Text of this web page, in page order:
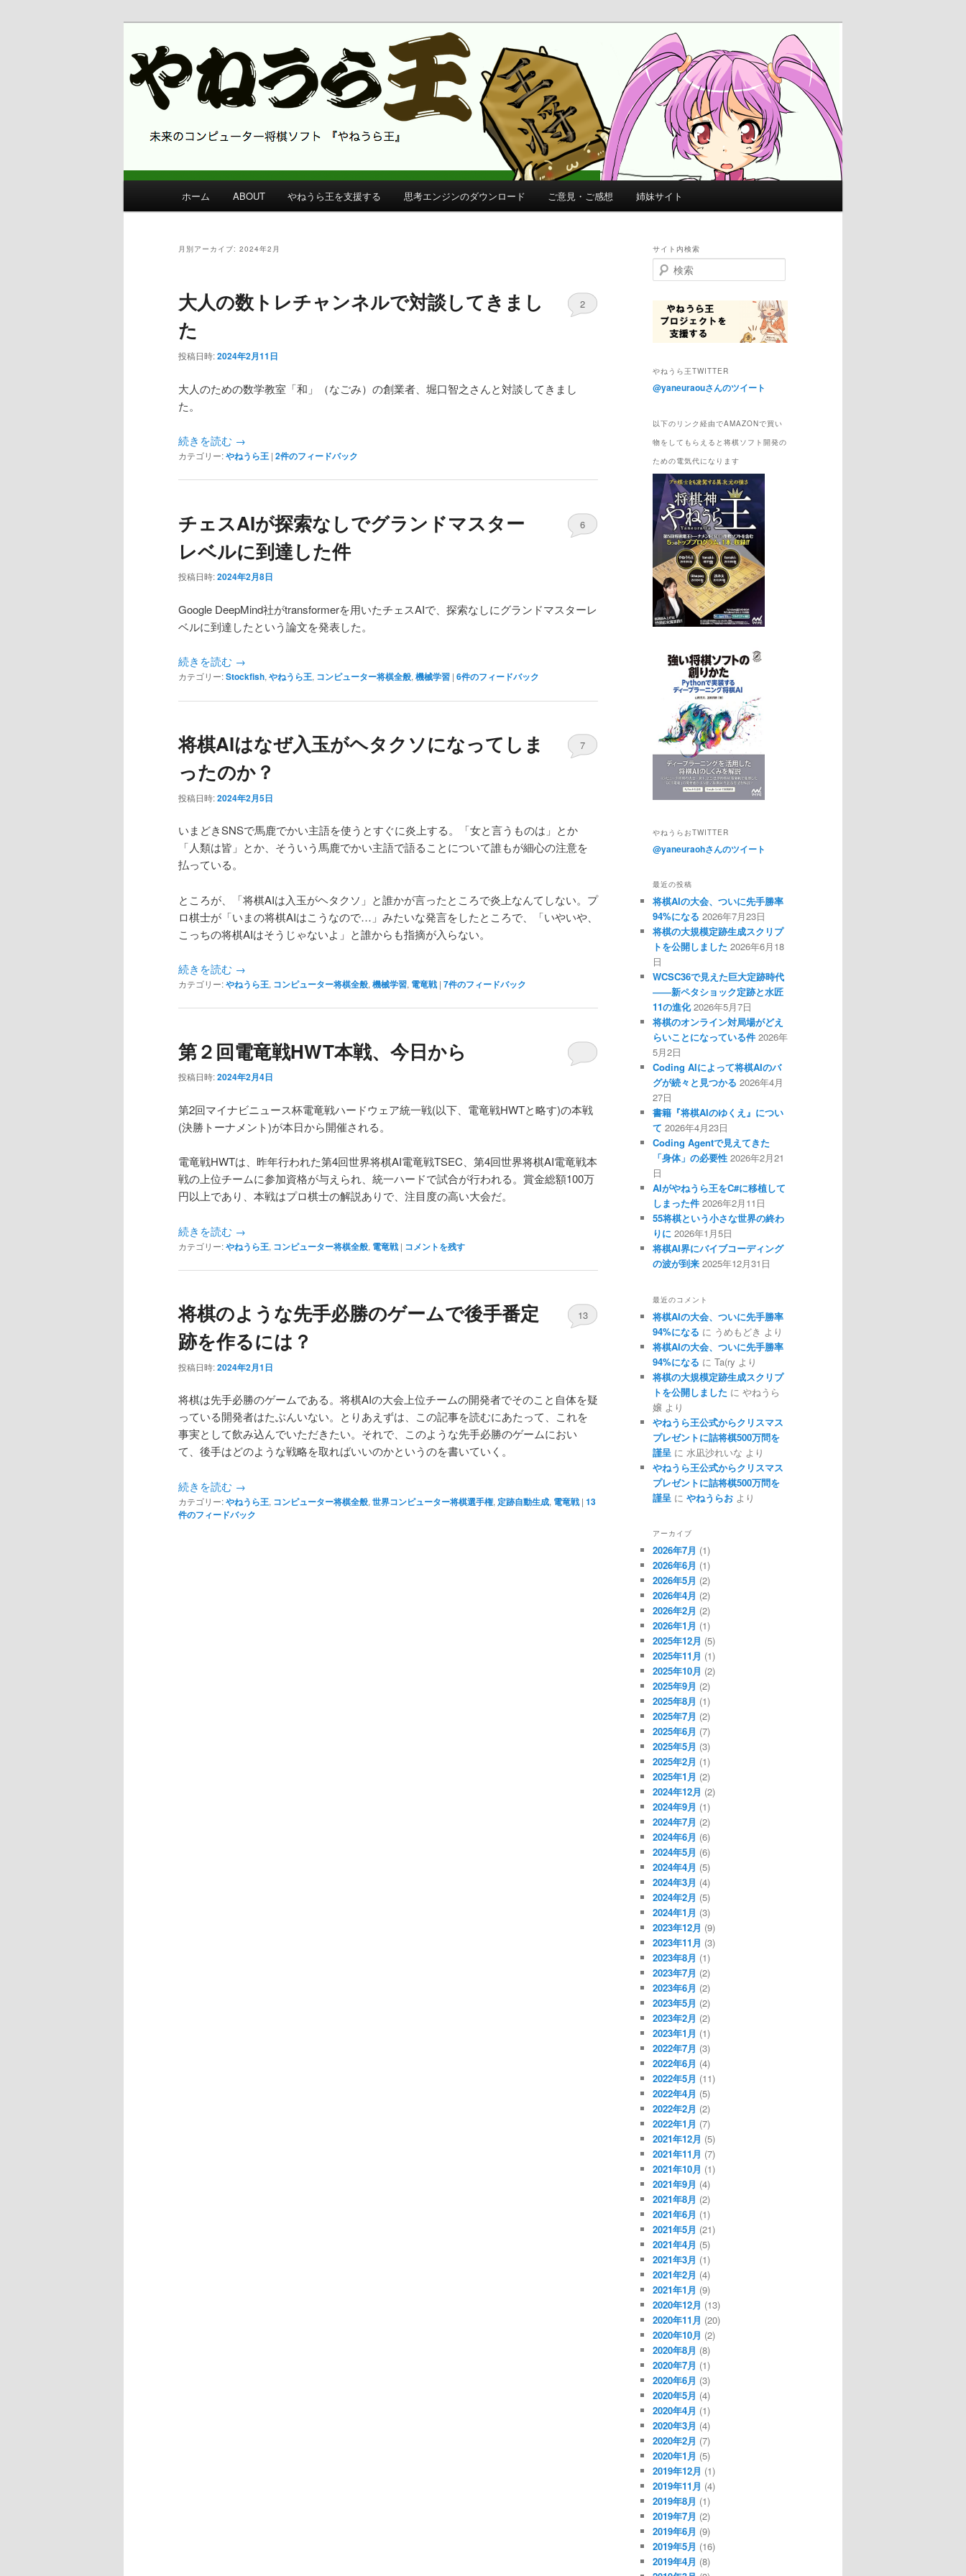
やねうら王 公式サイト
メ
コ
ン
ン
ツ
へ
移
動
サ
ン
テ
ツ
へ
移
動
ホーム ABOUT やねうら王を支援する 思考エンジンのダウンロード ご意見・ご感想 姉妹サイト
月別アーカイブ: 2024年2月
大人の数トレチャンネルで対談してきまし
た
投稿日時:2024年2月11日
2
大人のための数学教室「和」（なごみ）の創業者、堀口智之さんと対談してきまし
た。
続きを読む →
カテゴリー:やねうら王 | 2件のフィードバック
チェスAIが探索なしでグランドマスター
レベルに到達した件
投稿日時:2024年2月8日
6
Google DeepMind社がtransformerを用いたチェスAIで、探索なしにグランドマスターレ
ベルに到達したという論文を発表した。
続きを読む →
カテゴリー:Stockfish, やねうら王, コンピューター将棋全般, 機械学習 | 6件のフィードバック
将棋AIはなぜ入玉がヘタクソになってしま
ったのか？
投稿日時:2024年2月5日
7
いまどきSNSで馬鹿でかい主語を使うとすぐに炎上する。「女と言うものは」とか
「人類は皆」とか、そういう馬鹿でかい主語で語ることについて誰もが細心の注意を
払っている。
ところが、「将棋AIは入玉がヘタクソ」と誰かが言ったところで炎上なんてしない。プ
ロ棋士が「いまの将棋AIはこうなので…」みたいな発言をしたところで、「いやいや、
こっちの将棋AIはそうじゃないよ」と誰からも指摘が入らない。
続きを読む →
カテゴリー:やねうら王, コンピューター将棋全般, 機械学習, 電竜戦 | 7件のフィードバック
第２回電竜戦HWT本戦、今日から
投稿日時:2024年2月4日
第2回マイナビニュース杯電竜戦ハードウェア統一戦(以下、電竜戦HWTと略す)の本戦
(決勝トーナメント)が本日から開催される。
電竜戦HWTは、昨年行われた第4回世界将棋AI電竜戦TSEC、第4回世界将棋AI電竜戦本
戦の上位チームに参加資格が与えられ、統一ハードで試合が行われる。賞金総額100万
円以上であり、本戦はプロ棋士の解説ありで、注目度の高い大会だ。
続きを読む →
カテゴリー:やねうら王, コンピューター将棋全般, 電竜戦 | コメントを残す
将棋のような先手必勝のゲームで後手番定
跡を作るには？
投稿日時:2024年2月1日
13
将棋は先手必勝のゲームである。将棋AIの大会上位チームの開発者でそのこと自体を疑
っている開発者はたぶんいない。とりあえずは、この記事を読むにあたって、これを
事実として飲み込んでいただきたい。それで、このような先手必勝のゲームにおい
て、後手はどのような戦略を取ればいいのかというのを書いていく。
続きを読む →
カテゴリー:やねうら王, コンピューター将棋全般, 世界コンピューター将棋選手権, 定跡自動生成, 電竜戦 | 13
件のフィードバック
サイト内検索
検
索
やねうら王TWITTER
@yaneuraouさんのツイート
以下のリンク経由でAMAZONで買い
物をしてもらえると将棋ソフト開発の
ための電気代になります
やねうらおTWITTER
@yaneuraohさんのツイート
最近の投稿
将棋AIの大会、ついに先手勝率
94%になる 2026年7月23日
将棋の大規模定跡生成スクリプ
トを公開しました 2026年6月18
日
WCSC36で見えた巨大定跡時代
――新ペタショック定跡と水匠
11の進化 2026年5月7日
将棋のオンライン対局場がどえ
らいことになっている件 2026年
5月2日
Coding AIによって将棋AIのバ
グが続々と見つかる 2026年4月
27日
書籍『将棋AIのゆくえ』につい
て 2026年4月23日
Coding Agentで見えてきた
「身体」の必要性 2026年2月21
日
AIがやねうら王をC#に移植して
しまった件 2026年2月11日
55将棋という小さな世界の終わ
りに 2026年1月5日
将棋AI界にバイブコーディング
の波が到来 2025年12月31日
最近のコメント
将棋AIの大会、ついに先手勝率
94%になる に うめもどき より
将棋AIの大会、ついに先手勝率
94%になる に Ta(ry より
将棋の大規模定跡生成スクリプ
トを公開しました に やねうら
嬢 より
やねうら王公式からクリスマス
プレゼントに詰将棋500万問を
謹呈 に 水凪沙れいな より
やねうら王公式からクリスマス
プレゼントに詰将棋500万問を
謹呈 に やねうらお より
アーカイブ
2026年7月 (1)
2026年6月 (1)
2026年5月 (2)
2026年4月 (2)
2026年2月 (2)
2026年1月 (1)
2025年12月 (5)
2025年11月 (1)
2025年10月 (2)
2025年9月 (2)
2025年8月 (1)
2025年7月 (2)
2025年6月 (7)
2025年5月 (3)
2025年2月 (1)
2025年1月 (2)
2024年12月 (2)
2024年9月 (1)
2024年7月 (2)
2024年6月 (6)
2024年5月 (6)
2024年4月 (5)
2024年3月 (4)
2024年2月 (5)
2024年1月 (3)
2023年12月 (9)
2023年11月 (3)
2023年8月 (1)
2023年7月 (2)
2023年6月 (2)
2023年5月 (2)
2023年2月 (2)
2023年1月 (1)
2022年7月 (3)
2022年6月 (4)
2022年5月 (11)
2022年4月 (5)
2022年2月 (2)
2022年1月 (7)
2021年12月 (5)
2021年11月 (7)
2021年10月 (1)
2021年9月 (4)
2021年8月 (2)
2021年6月 (1)
2021年5月 (21)
2021年4月 (5)
2021年3月 (1)
2021年2月 (4)
2021年1月 (9)
2020年12月 (13)
2020年11月 (20)
2020年10月 (2)
2020年8月 (8)
2020年7月 (1)
2020年6月 (3)
2020年5月 (4)
2020年4月 (1)
2020年3月 (4)
2020年2月 (7)
2020年1月 (5)
2019年12月 (1)
2019年11月 (4)
2019年8月 (1)
2019年7月 (2)
2019年6月 (9)
2019年5月 (16)
2019年4月 (8)